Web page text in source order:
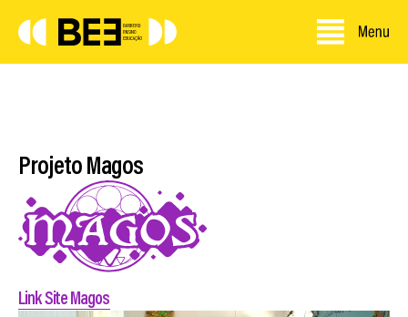
Projeto Magos
Link Site Magos